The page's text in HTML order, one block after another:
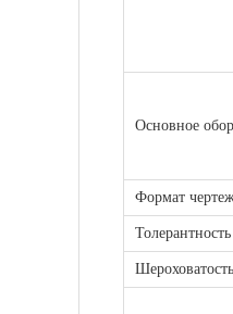
Основное
Формат
Толерантность